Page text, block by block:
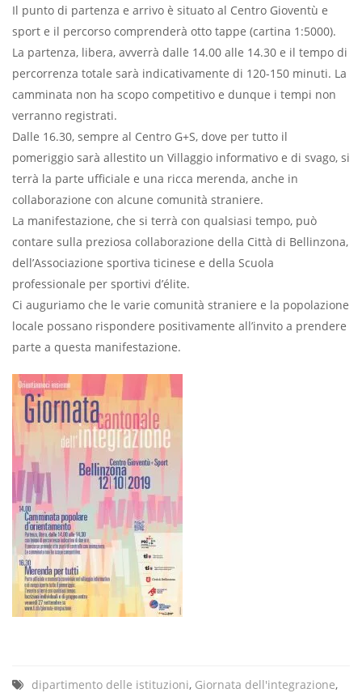
Il punto di partenza e arrivo è situato al Centro Gioventù e
sport e il percorso comprenderà otto tappe (cartina 1:5000).
La partenza, libera, avverrà dalle 14.00 alle 14.30 e il tempo di
percorrenza totale sarà indicativamente di 120-150 minuti. La
camminata non ha scopo competitivo e dunque i tempi non
verranno registrati.
Dalle 16.30, sempre al Centro G+S, dove per tutto il
pomeriggio sarà allestito un Villaggio informativo e di svago, si
terrà la parte ufficiale e una ricca merenda, anche in
collaborazione con alcune comunità straniere.
La manifestazione, che si terrà con qualsiasi tempo, può
contare sulla preziosa collaborazione della Città di Bellinzona,
dell’Associazione sportiva ticinese e della Scuola
professionale per sportivi d’élite.
Ci auguriamo che le varie comunità straniere e la popolazione
locale possano rispondere positivamente all’invito a prendere
parte a questa manifestazione.
dipartimento delle istituzioni, Giornata dell'integrazione,